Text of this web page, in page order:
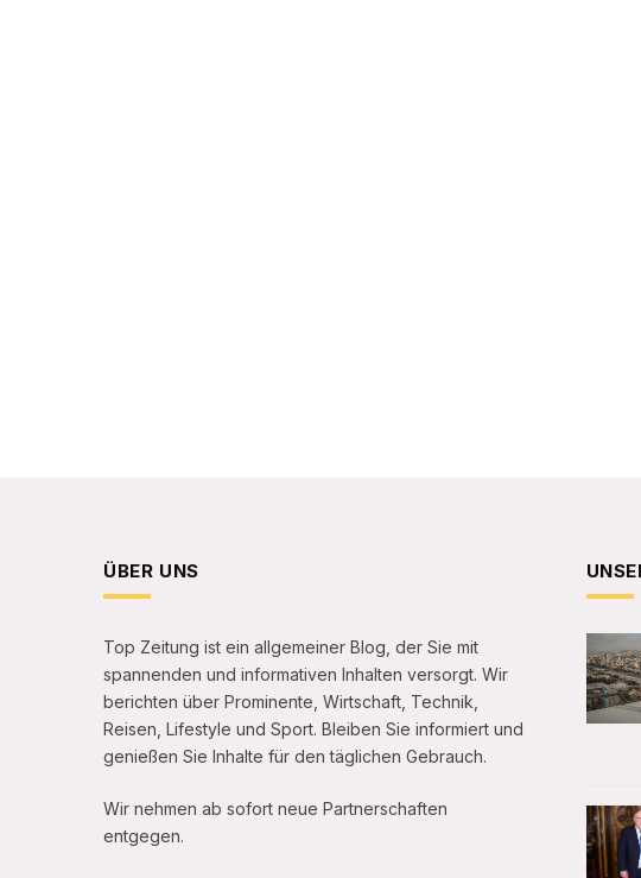
ÜBER UNS
Top Zeitung ist ein allgemeiner Blog, der Sie mit
spannenden und informativen Inhalten versorgt. Wir
berichten über Prominente, Wirtschaft, Technik,
Reisen, Lifestyle und Sport. Bleiben Sie informiert und
genießen Sie Inhalte für den täglichen Gebrauch.
Wir nehmen ab sofort neue Partnerschaften
entgegen.